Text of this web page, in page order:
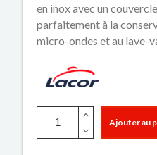
en inox avec un
parfaitement à la
micro-ondes et au lave-
Ajouter au